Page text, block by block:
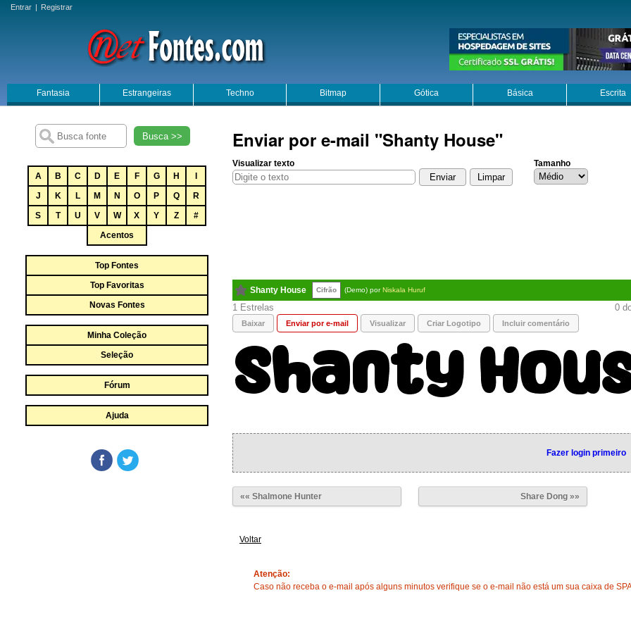
Entrar | Registrar
Fantasia Estrangeiras Techno Bitmap Gótica Básica Escrita
Busca >>
A B C D E F G H
J
K L M N O P Q
R
S
T U V W X Y Z
#
Acentos
Top Fontes
Top Favoritas
Novas Fontes
Minha Coleção
Seleção
Fórum
Ajuda
Enviar por e-mail "Shanty House"
Visualizar texto Tamanho
Shanty House Cifrão (Demo) porNiskala Huruf
1 0
Baixar Enviar por e-mail Visualizar Criar Logotipo Incluir comentário
Fazer login primeiro
«« Shalmone Hunter Share Dong »»
Voltar
Atenção:
Caso não receba o e-mail após alguns minutos verifique se o e-mail não está um sua caixa de